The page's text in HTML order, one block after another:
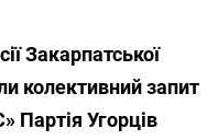
Закарпатської
колективний запит
Партія Угорців